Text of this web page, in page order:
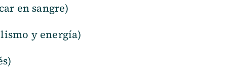
en sangre)
y energía)